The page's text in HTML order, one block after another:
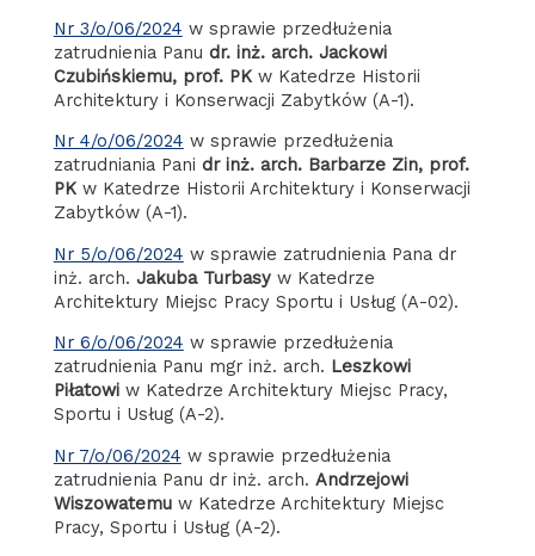
Nr 3/o/06/2024 w sprawie przedłużenia
zatrudnienia Panu dr. inż. arch. Jackowi
Czubińskiemu, prof. PK w Katedrze Historii
Architektury i Konserwacji Zabytków (A-1).
Nr 4/o/06/2024 w sprawie przedłużenia
zatrudniania Pani dr inż. arch. Barbarze Zin, prof.
PK w Katedrze Historii Architektury i Konserwacji
Zabytków (A-1).
Nr 5/o/06/2024 w sprawie zatrudnienia Pana dr
inż. arch. Jakuba Turbasy w Katedrze
Architektury Miejsc Pracy Sportu i Usług (A-02).
Nr 6/o/06/2024 w sprawie przedłużenia
zatrudnienia Panu mgr inż. arch. Leszkowi
Piłatowi w Katedrze Architektury Miejsc Pracy,
Sportu i Usług (A-2).
Nr 7/o/06/2024 w sprawie przedłużenia
zatrudnienia Panu dr inż. arch. Andrzejowi
Wiszowatemu w Katedrze Architektury Miejsc
Pracy, Sportu i Usług (A-2).